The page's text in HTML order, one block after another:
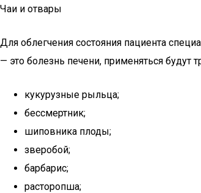
Чаи и отвары
Для облегчения состояния пациента
— это болезнь печени, применяться
кукурузные рыльца;
бессмертник;
шиповника плоды;
зверобой;
барбарис;
расторопша;